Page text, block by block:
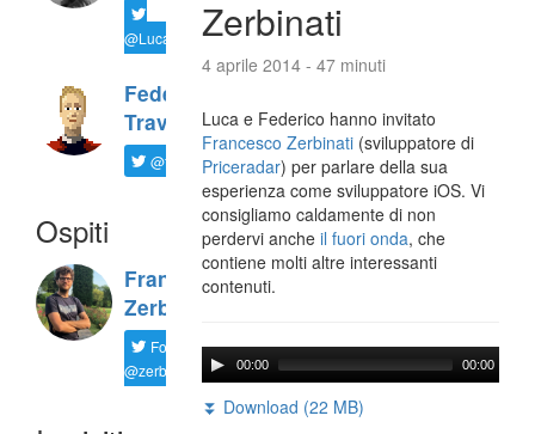
@LucaTNT
Federico
Travaini
@ftrava
Ospiti
Francesco
Zerbinati
Follow
@zerbfra
Zerbinati
4 aprile 2014 - 47 minuti
Luca e Federico hanno invitato
Francesco Zerbinati (sviluppatore di
Priceradar) per parlare della sua
esperienza come sviluppatore iOS. Vi
consigliamo caldamente di non
perdervi ancheil fuori onda, che
contiene molti altre interessanti
contenuti.
00:00 00:00
⏬ Download (22 MB)